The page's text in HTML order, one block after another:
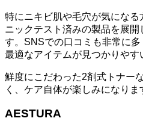
特にニキビ肌や毛穴が気にな
ニックテスト済みの製品を展
す。SNSでの口コミも非常に
最適なアイテムが見つかりやす
鮮度にこだわった2剤式トナー
く、ケア自体が楽しみになりま
AESTURA